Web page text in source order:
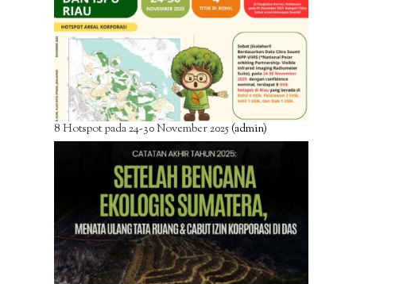
8 Hotspot pada 24-30 November 2025(admin)